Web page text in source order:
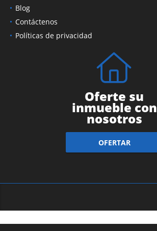
Blog
Contáctenos
Políticas de privacidad
Oferte su
inmueble con
nosotros
OFERTAR